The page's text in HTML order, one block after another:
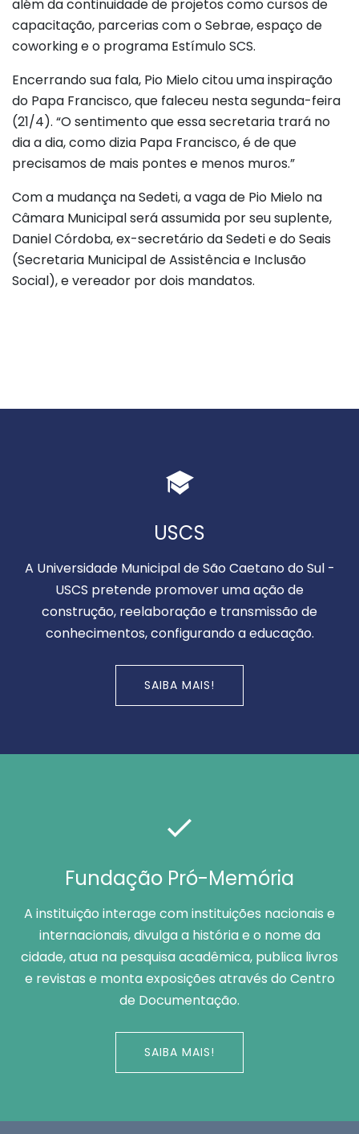
além da continuidade de projetos como cursos de
capacitação, parcerias com o Sebrae, espaço de
coworking e o programa Estímulo SCS.
Encerrando sua fala, Pio Mielo citou uma inspiração
do Papa Francisco, que faleceu nesta segunda-feira
(21/4). “O sentimento que essa secretaria trará no
dia a dia, como dizia Papa Francisco, é de que
precisamos de mais pontes e menos muros.”
Com a mudança na Sedeti, a vaga de Pio Mielo na
Câmara Municipal será assumida por seu suplente,
Daniel Córdoba, ex-secretário da Sedeti e do Seais
(Secretaria Municipal de Assistência e Inclusão
Social), e vereador por dois mandatos.
USCS
A Universidade Municipal de São Caetano do Sul -
USCS pretende promover uma ação de
construção, reelaboração e transmissão de
conhecimentos, configurando a educação.
SAIBA MAIS!
Fundação Pró-Memória
A instituição interage com instituições nacionais e
internacionais, divulga a história e o nome da
cidade, atua na pesquisa acadêmica, publica livros
e revistas e monta exposições através do Centro
de Documentação.
SAIBA MAIS!